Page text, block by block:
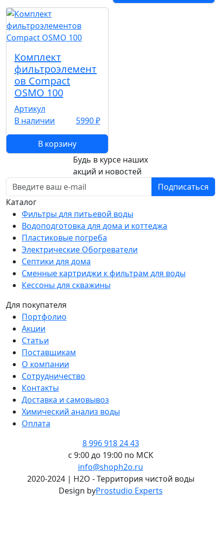
Комплект
фильтроэлемент
ов Compact
OSMO 100
Артикул
В наличии
5990 ₽
В корзину
Будь в курсе наших
акций и новостей
Подписаться
Каталог
Фильтры для питьевой воды
Водоподготовка для дома и коттеджа
Пластиковые погреба
Электрические Обогреватели
Септики для дома
Сменные картриджи к фильтрам для воды
Кессоны для скважины
Для покупателя
Портфолио
Акции
Статьи
Поставщикам
О компании
Сотрудничество
Контакты
Доставка и самовывоз
Химический анализ воды
Оплата
8 996 918 24 43
с 9:00 до 19:00 по МСК
info@shoph2o.ru
2020-2024 | H2O - Территория чистой воды
Design byProstudio Experts